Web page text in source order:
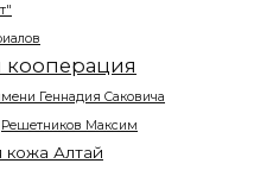
Геннадия Саковича
Решетников Максим
кожа Алтай